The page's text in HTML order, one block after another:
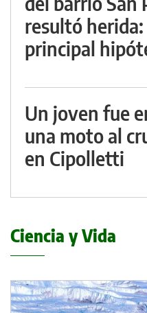
resultó herida:
principal
Un joven fue
una moto al
en Cipolletti
Ciencia y Vida